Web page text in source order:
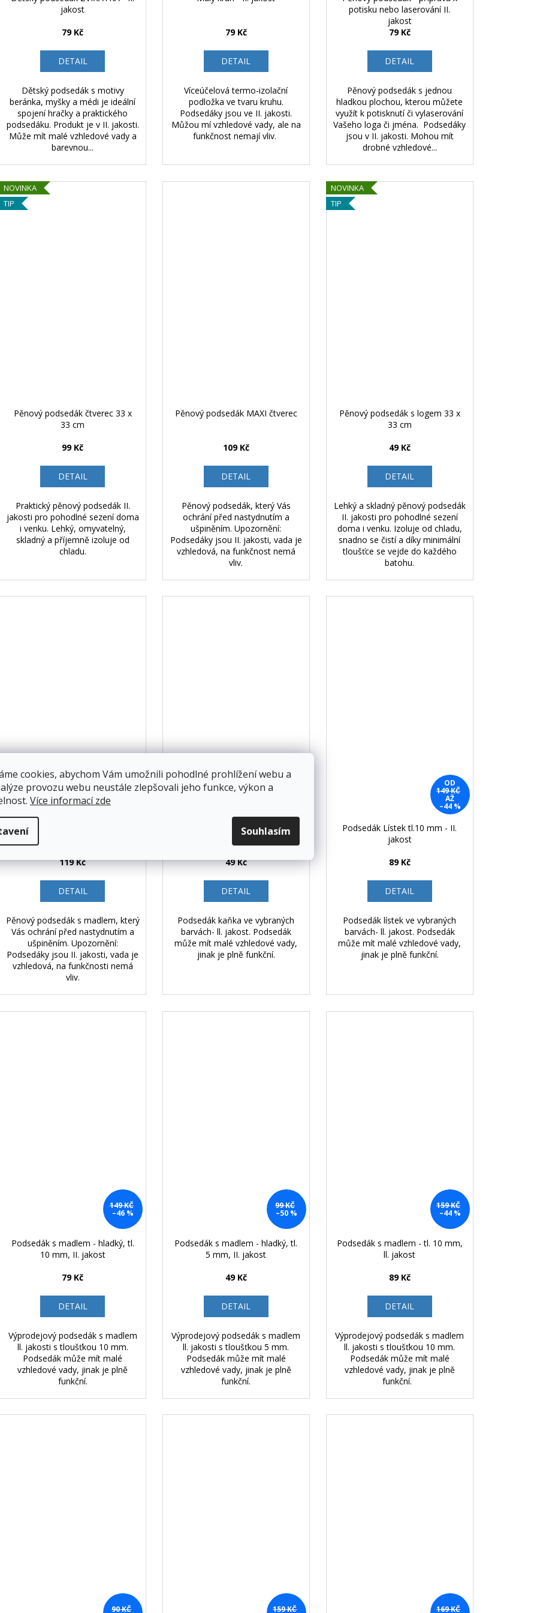
cookies, abychom Vám umožnili pohodlné prohlížení webu a
provozu webu neustále zlepšovali jeho funkce, výkon a
Více informací zde
Souhlasím
jakost
79 Kč
DETAIL
Dětský podsedák s motivy
beránka, myšky a médi je ideální
spojení hračky a praktického
podsedáku. Produkt je v II. jakosti.
Může mít malé vzhledové vady a
barevnou...
79 Kč
DETAIL
Víceúčelová termo-izolační
podložka ve tvaru kruhu.
Podsedáky jsou ve II. jakosti.
Můžou mí vzhledové vady, ale na
funkčnost nemají vliv.
potisku nebo laserování II.
jakost
79 Kč
DETAIL
Pěnový podsedák s jednou
hladkou plochou, kterou můžete
využít k potisknutí či vylaserování
Vašeho loga či jména. Podsedáky
jsou v II. jakosti. Mohou mít
drobné vzhledové...
NOVINKA
TIP
Pěnový podsedák čtverec 33 x
33 cm
99 Kč
DETAIL
Praktický pěnový podsedák II.
jakosti pro pohodlné sezení doma
i venku. Lehký, omyvatelný,
skladný a příjemně izoluje od
chladu.
Pěnový podsedák MAXI čtverec
109 Kč
DETAIL
Pěnový podsedák, který Vás
ochrání před nastydnutím a
ušpiněním. Upozornění:
Podsedáky jsou II. jakosti, vada je
vzhledová, na funkčnost nemá
vliv.
NOVINKA
TIP
Pěnový podsedák s logem 33 x
33 cm
49 Kč
DETAIL
Lehký a skladný pěnový podsedák
II. jakosti pro pohodlné sezení
doma i venku. Izoluje od chladu,
snadno se čistí a díky minimální
tloušťce se vejde do každého
batohu.
199 KČ
Pěnový podsedák s madlem
119 Kč
DETAIL
Pěnový podsedák s madlem, který
Vás ochrání před nastydnutím a
ušpiněním. Upozornění:
Podsedáky jsou II. jakosti, vada je
vzhledová, na funkčnosti nemá
vliv.
Podsedák Kaňka - II. jakost
49 Kč
DETAIL
Podsedák kaňka ve vybraných
barvách- ll. jakost. Podsedák
může mít malé vzhledové vady,
jinak je plně funkční.
OD
149 KČ
AŽ
–44 %
Podsedák Lístek tl.10 mm - II.
jakost
89 Kč
DETAIL
Podsedák lístek ve vybraných
barvách- ll. jakost. Podsedák
může mít malé vzhledové vady,
jinak je plně funkční.
149 KČ
–46 %
Podsedák s madlem - hladký, tl.
10 mm, II. jakost
79 Kč
DETAIL
Výprodejový podsedák s madlem
ll. jakosti s tloušťkou 10 mm.
Podsedák může mít malé
vzhledové vady, jinak je plně
funkční.
99 KČ
–50 %
Podsedák s madlem - hladký, tl.
5 mm, II. jakost
49 Kč
DETAIL
Výprodejový podsedák s madlem
ll. jakosti s tloušťkou 5 mm.
Podsedák může mít malé
vzhledové vady, jinak je plně
funkční.
159 KČ
–44 %
Podsedák s madlem - tl. 10 mm,
ll. jakost
89 Kč
DETAIL
Výprodejový podsedák s madlem
ll. jakosti s tloušťkou 10 mm.
Podsedák může mít malé
vzhledové vady, jinak je plně
funkční.
90 KČ 159 KČ 169 KČ